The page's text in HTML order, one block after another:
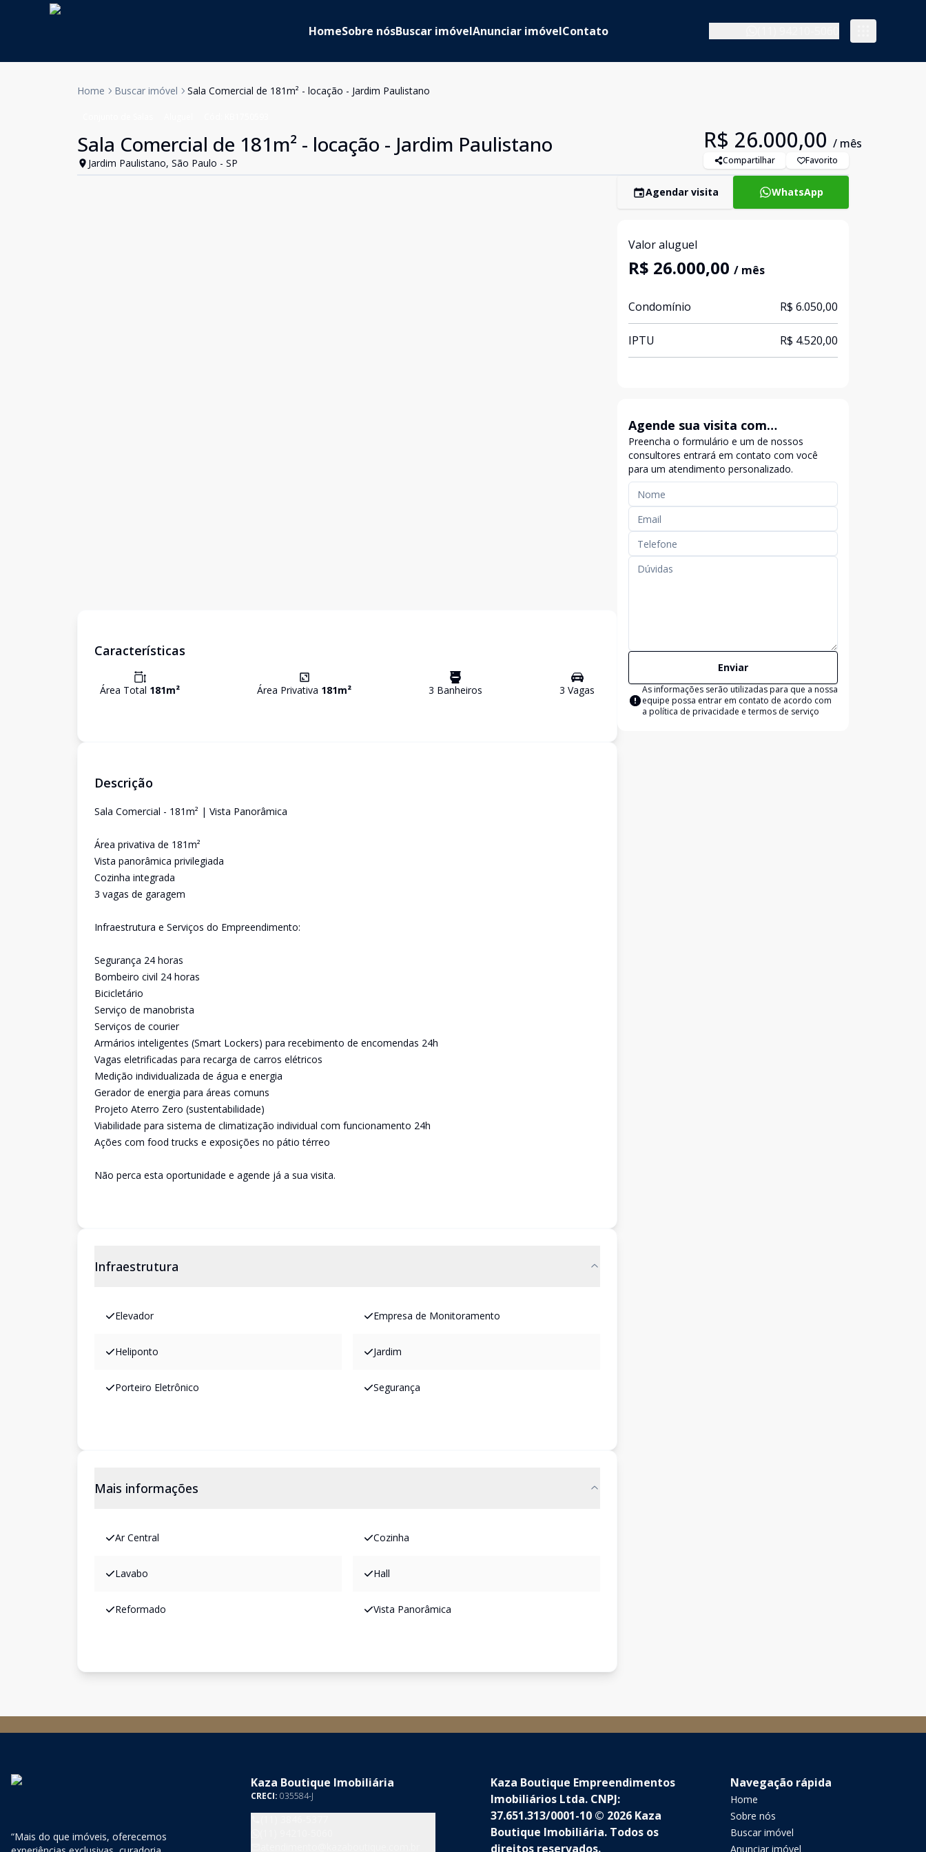
HomeSobre nósBuscar imóvelAnunciar imóvelContato
Home Buscar imóvel Sala Comercial de 181m² - locação - Jardim Paulistano
Sala Comercial de 181m² - locação - Jardim Paulistano
Jardim Paulistano, São Paulo - SP
R$ 26.000,00 / mês
Compartilhar Favorito
Características
Área Total 181m² Área Privativa 181m² 3 Banheiros 3 Vagas
Descrição
Sala Comercial - 181m² | Vista Panorâmica
Área privativa de 181m²
Vista panorâmica privilegiada
Cozinha integrada
3 vagas de garagem
Infraestrutura e Serviços do Empreendimento:
Segurança 24 horas
Bombeiro civil 24 horas
Bicicletário
Serviço de manobrista
Serviços de courier
Armários inteligentes (Smart Lockers) para recebimento de encomendas 24h
Vagas eletrificadas para recarga de carros elétricos
Medição individualizada de água e energia
Gerador de energia para áreas comuns
Projeto Aterro Zero (sustentabilidade)
Viabilidade para sistema de climatização individual com funcionamento 24h
Ações com food trucks e exposições no pátio térreo
Não perca esta oportunidade e agende já a sua visita.
Infraestrutura
Elevador Empresa de Monitoramento
Heliponto Jardim
Porteiro Eletrônico Segurança
Mais informações
Ar Central Cozinha
Lavabo Hall
Reformado Vista Panorâmica
Agendar visita WhatsApp
Valor aluguel
R$ 26.000,00 / mês
Condomínio R$ 6.050,00
IPTU R$ 4.520,00
Agende sua visita com
exclusividade
Preencha o formulário e um de nossos
consultores entrará em contato com você
para um atendimento personalizado.
Enviar
As informações serão utilizadas para que a nossa
equipe possa entrar em contato de acordo com
a política de privacidade e termos de serviço
“Mais do que imóveis, oferecemos
Kaza Boutique Imobiliária
CRECI: 035584-J
Kaza Boutique Empreendimentos
Imobiliários Ltda. CNPJ:
37.651.313/0001-10 © 2026 Kaza
Boutique Imobiliária. Todos os
direitos reservados.
Navegação rápida
Home
Sobre nós
Buscar imóvel
Anunciar imóvel